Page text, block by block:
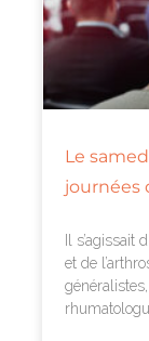
Le
journées
Il
et de